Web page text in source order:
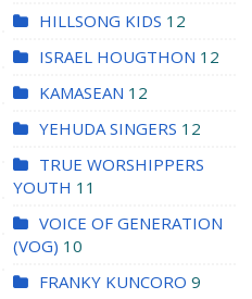
HILLSONG KIDS 12
ISRAEL HOUGTHON 12
KAMASEAN 12
YEHUDA SINGERS 12
TRUE WORSHIPPERS
YOUTH 11
VOICE OF GENERATION
(VOG) 10
FRANKY KUNCORO 9